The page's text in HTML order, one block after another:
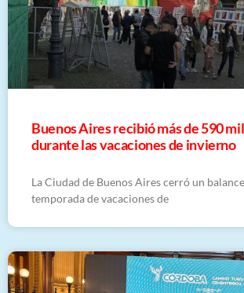
Buenos Aires recibió más de 590
durante las vacaciones de invierno
La Ciudad de Buenos Aires cerró un
temporada de vacaciones de